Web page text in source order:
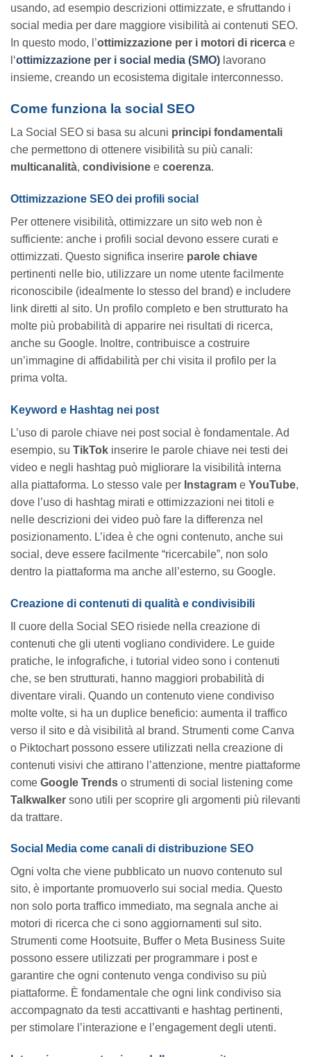
usando, ad esempio descrizioni ottimizzate, e sfruttando i
social media per dare maggiore visibilità ai contenuti SEO.
In questo modo, l’ottimizzazione per i motori di ricerca e
‘ottimizzazione per i social media (SMO) lavorano
insieme, creando un ecosistema digitale interconnesso.
Come funziona la social SEO
La Social SEO si basa su alcuni principi fondamentali
che permettono di ottenere visibilità su più canali:
multicanalità, condivisione e coerenza.
Ottimizzazione SEO dei profili social
Per ottenere visibilità, ottimizzare un sito web non è
sufficiente: anche i profili social devono essere curati e
ottimizzati. Questo significa inserire parole chiave
pertinenti nelle bio, utilizzare un nome utente facilmente
riconoscibile (idealmente lo stesso del brand) e includere
link diretti al sito. Un profilo completo e ben strutturato ha
molte più probabilità di apparire nei risultati di ricerca,
anche su Google. Inoltre, contribuisce a costruire
un’immagine di affidabilità per chi visita il profilo per la
prima volta.
Keyword e Hashtag nei post
L’uso di parole chiave nei post social è fondamentale. Ad
esempio, su TikTok inserire le parole chiave nei testi dei
video e negli hashtag può migliorare la visibilità interna
alla piattaforma. Lo stesso vale per Instagram e YouTube,
dove l’uso di hashtag mirati e ottimizzazioni nei titoli e
nelle descrizioni dei video può fare la differenza nel
posizionamento. L’idea è che ogni contenuto, anche sui
social, deve essere facilmente “ricercabile”, non solo
dentro la piattaforma ma anche all’esterno, su Google.
Creazione di contenuti di qualità e condivisibili
Il cuore della Social SEO risiede nella creazione di
contenuti che gli utenti vogliano condividere. Le guide
pratiche, le infografiche, i tutorial video sono i contenuti
che, se ben strutturati, hanno maggiori probabilità di
diventare virali. Quando un contenuto viene condiviso
molte volte, si ha un duplice beneficio: aumenta il traffico
verso il sito e dà visibilità al brand. Strumenti come Canva
o Piktochart possono essere utilizzati nella creazione di
contenuti visivi che attirano l’attenzione, mentre piattaforme
come Google Trends o strumenti di social listening come
Talkwalker sono utili per scoprire gli argomenti più rilevanti
da trattare.
Social Media come canali di distribuzione SEO
Ogni volta che viene pubblicato un nuovo contenuto sul
sito, è importante promuoverlo sui social media. Questo
non solo porta traffico immediato, ma segnala anche ai
motori di ricerca che ci sono aggiornamenti sul sito.
Strumenti come Hootsuite, Buffer o Meta Business Suite
possono essere utilizzati per programmare i post e
garantire che ogni contenuto venga condiviso su più
piattaforme. È fondamentale che ogni link condiviso sia
accompagnato da testi accattivanti e hashtag pertinenti,
per stimolare l’interazione e l’engagement degli utenti.